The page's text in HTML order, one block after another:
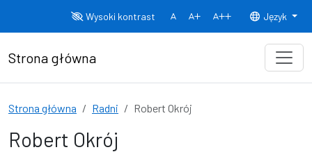
Wysoki kontrast
Normalny rozmiar czcionki
Rozmiar czcionki 150% Rozmiar
Język
Strona główna
Strona główna Radni Robert Okrój
Robert Okrój